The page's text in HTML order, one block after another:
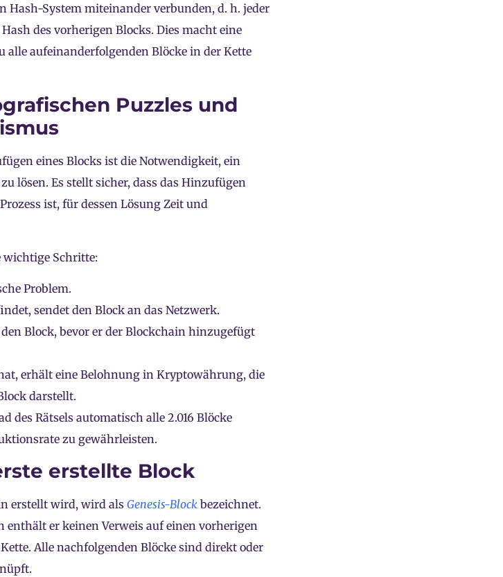
Hash-System miteinander verbunden, d. h. jeder
des vorherigen Blocks. Dies macht eine
aufeinanderfolgenden Blöcke in der Kette
Puzzles und
eines Blocks ist die Notwendigkeit, ein
lösen. Es stellt sicher, dass das Hinzufügen
ist, für dessen Lösung Zeit und
wichtige Schritte:
Problem.
sendet den Block an das Netzwerk.
Block, bevor er der Blockchain hinzugefügt
erhält eine Belohnung in Kryptowährung, die
darstellt.
des Rätsels automatisch alle 2.016 Blöcke
zu gewährleisten.
erstellte Block
erstellt wird, wird als Genesis-Block bezeichnet.
enthält er keinen Verweis auf einen vorherigen
Alle nachfolgenden Blöcke sind direkt oder